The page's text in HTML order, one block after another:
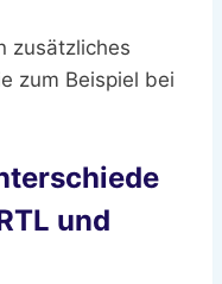
zusätzliches
zum Beispiel bei
und